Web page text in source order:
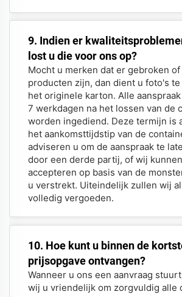
9. Indien er
lost u die voor ons op?
Mocht u merken dat er gebroken
producten zijn, dan dient u foto's te
het originele karton. Alle
7 werkdagen na het lossen van de
worden ingediend. Deze termijn is
het aankomsttijdstip van de
adviseren u om de aanspraak te
door een derde partij, of wij
accepteren op basis van de
u verstrekt. Uiteindelijk zullen wij
volledig vergoeden.
10. Hoe kunt u binnen de
prijsopgave ontvangen?
Wanneer u ons een aanvraag
wij u vriendelijk om zorgvuldig alle